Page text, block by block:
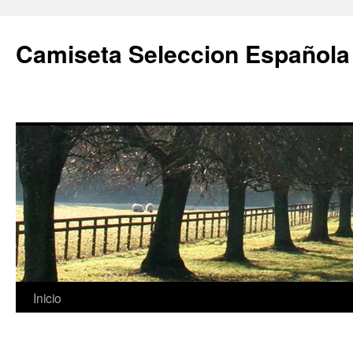
Camiseta Seleccion
Saltar
Inicio